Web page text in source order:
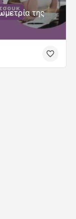
της